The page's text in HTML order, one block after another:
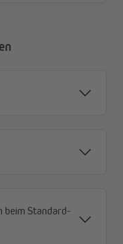
beim Standard-